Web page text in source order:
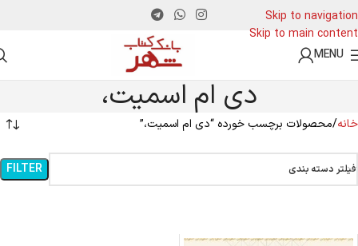
Skip to navigation
Skip to main content
MENU
دی ام اسمیت،
خانه محصولات برچسب خورده “دی ام اسمیت،”
فیلتر دسته بندی FILTER